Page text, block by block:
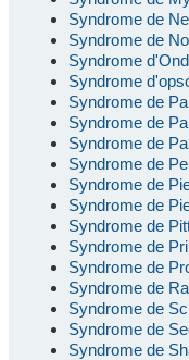
Syndrome de
Syndrome de
Syndrome
Syndrome
Syndrome de
Syndrome de
Syndrome de
Syndrome de
Syndrome de
Syndrome de
Syndrome de
Syndrome de
Syndrome de
Syndrome de
Syndrome de
Syndrome de
Syndrome de